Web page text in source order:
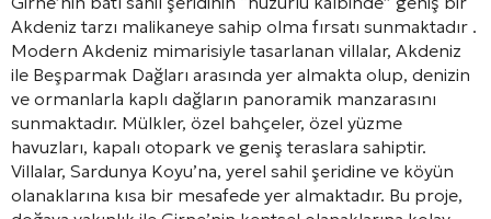
Akdeniz tarzı malikaneye sahip olma fırsatı sunmaktadır .
Modern Akdeniz mimarisiyle tasarlanan villalar, Akdeniz
ile Beşparmak Dağları arasında yer almakta olup, denizin
ve ormanlarla kaplı dağların panoramik manzarasını
sunmaktadır. Mülkler, özel bahçeler, özel yüzme
havuzları, kapalı otopark ve geniş teraslara sahiptir.
Villalar, Sardunya Koyu’na, yerel sahil şeridine ve köyün
olanaklarına kısa bir mesafede yer almaktadır. Bu proje,